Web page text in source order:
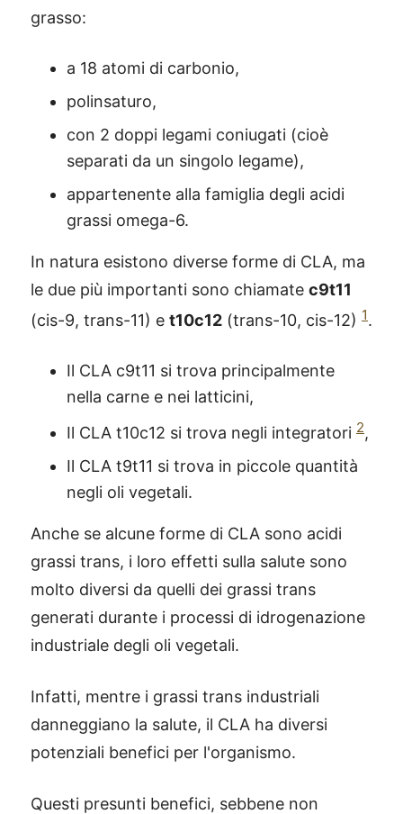
grasso:
a 18 atomi di carbonio,
polinsaturo,
con 2 doppi legami coniugati (cioè
separati da un singolo legame),
appartenente alla famiglia degli acidi
grassi omega-6.
In natura esistono diverse forme di CLA, ma
le due più importanti sono chiamate c9t11
(cis-9, trans-11) e t10c12 (trans-10, cis-12) 1.
Il CLA c9t11 si trova principalmente
nella carne e nei latticini,
Il CLA t10c12 si trova negli integratori 2,
Il CLA t9t11 si trova in piccole quantità
negli oli vegetali.
Anche se alcune forme di CLA sono acidi
grassi trans, i loro effetti sulla salute sono
molto diversi da quelli dei grassi trans
generati durante i processi di idrogenazione
industriale degli oli vegetali.
Infatti, mentre i grassi trans industriali
danneggiano la salute, il CLA ha diversi
potenziali benefici per l'organismo.
Questi presunti benefici, sebbene non